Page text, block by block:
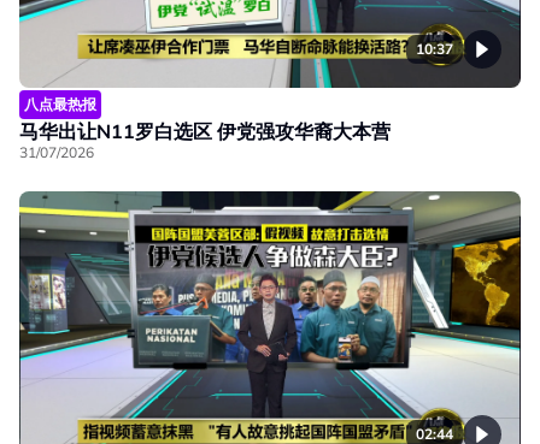
10:37
八点最热报
马华出让N11罗白选区 伊党强攻华裔大本营
31/07/2026
02:44